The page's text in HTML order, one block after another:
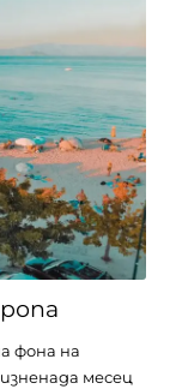
фона на
месец